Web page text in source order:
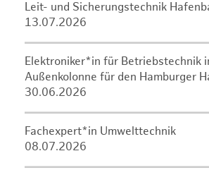
Leit- und Sicherungstechnik
13.07.2026
Elektroniker*in für Betriebstechnik
Außenkolonne für den Hamburger
30.06.2026
Fachexpert*in Umwelttechnik
08.07.2026